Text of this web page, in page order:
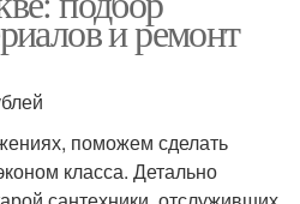
и ремонт
поможем сделать
класса. Детально